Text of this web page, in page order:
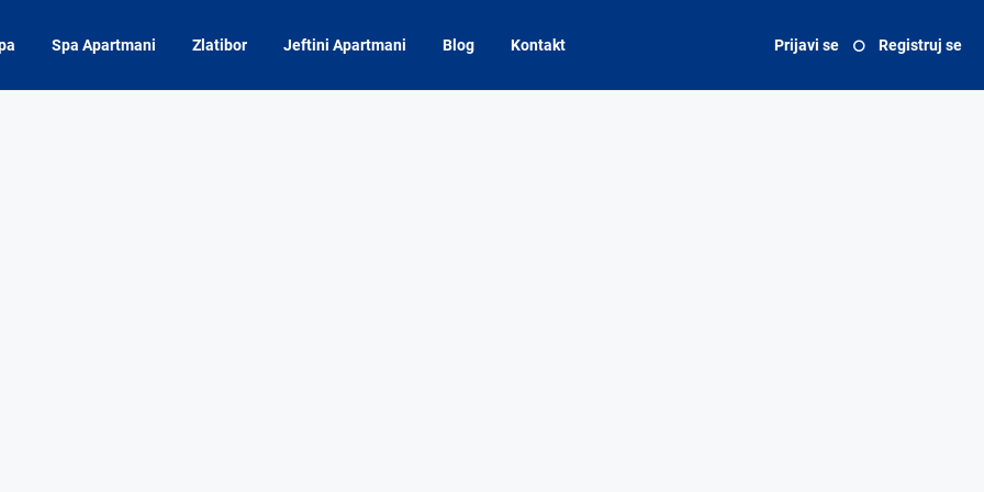
Spa Apartmani Zlatibor Jeftini Apartmani Blog Kontakt Prijavi se Registruj se